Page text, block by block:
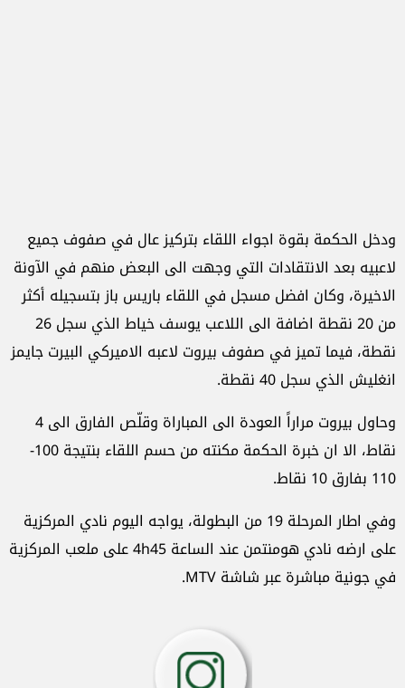
ودخل الحكمة بقوة اجواء اللقاء بتركيز عال في صفوف جميع
لاعبيه بعد الانتقادات التي وجهت الى البعض منهم في الآونة
الاخيرة، وكان افضل مسجل في اللقاء باريس باز بتسجيله أكثر
من 20 نقطة اضافة الى اللاعب يوسف خياط الذي سجل 26
نقطة، فيما تميز في صفوف بيروت لاعبه الاميركي البيرت جايمز
انغليش الذي سجل 40 نقطة.
وحاول بيروت مراراً العودة الى المباراة وقلّص الفارق الى 4
نقاط، الا ان خبرة الحكمة مكنته من حسم اللقاء بنتيجة 100-
110 بفارق 10 نقاط.
وفي اطار المرحلة 19 من البطولة، يواجه اليوم نادي المركزية
على ارضه نادي هومنتمن عند الساعة 4h45 على ملعب المركزية
في جونية مباشرة عبر شاشة MTV.